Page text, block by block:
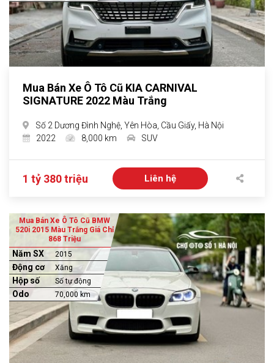
Mua Bán Xe Ô Tô Cũ KIA CARNIVAL
SIGNATURE 2022 Màu Trắng
Số 2 Dương Đình Nghệ, Yên Hòa, Cầu Giấy, Hà Nội
2022
8,000 km SUV
1 tỷ 380 triệu Liên hệ
Mua Bán Xe Ô Tô Cũ BMW
520i 2015 Màu Trắng Giá Chỉ
868 Triệu
Năm SX 2015
Động cơ Xăng
Hộp số Số tự động
Odo 70,000 km